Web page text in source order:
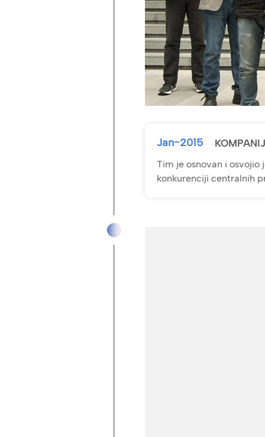
Jan-2015
Tim je osnovan i
konkurenciji centralnih